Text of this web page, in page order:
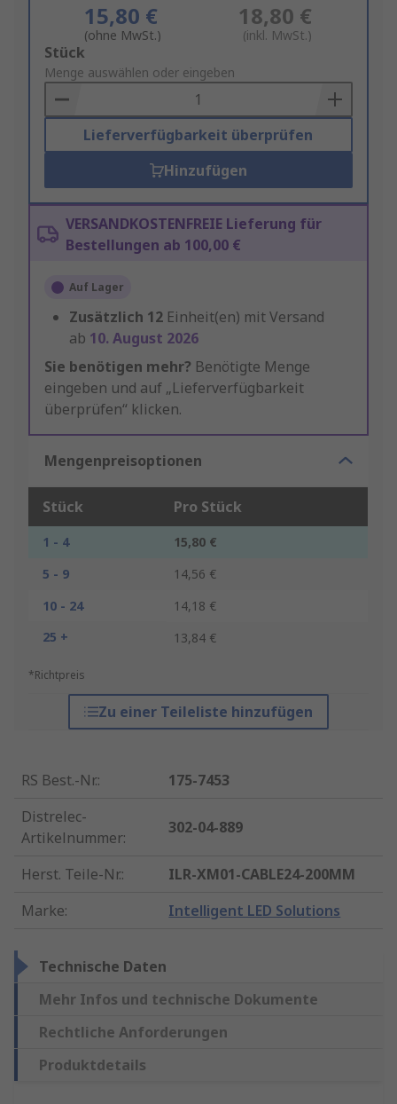
15,80 €
(ohne MwSt.)
18,80 €
(inkl. MwSt.)
Add
to
Basket
Stück
Menge auswählen oder eingeben
Lieferverfügbarkeit überprüfen
Hinzufügen
VERSANDKOSTENFREIE Lieferung für
Bestellungen ab 100,00 €
Auf Lager
Zusätzlich 12 Einheit(en) mit Versand
ab 10. August 2026
Sie benötigen mehr? Benötigte Menge
eingeben und auf „Lieferverfügbarkeit
überprüfen“ klicken.
Mengenpreisoptionen
Stück Pro Stück
1 - 4
15,80 €
5 - 9
14,56 €
10 - 24
14,18 €
25 +
13,84 €
*Richtpreis
Zu einer Teileliste hinzufügen
RS Best.-Nr.:
175-7453
Distrelec-
Artikelnummer:
302-04-889
Herst. Teile-Nr.:
ILR-XM01-CABLE24-200MM
Marke: Intelligent LED Solutions
Technische Daten
Mehr Infos und technische Dokumente
Rechtliche Anforderungen
Produktdetails